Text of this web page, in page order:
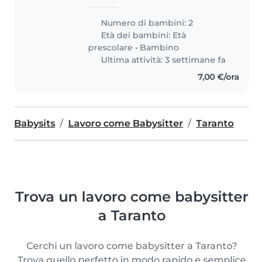
Numero di bambini: 2
Età dei bambini: Età
prescolare • Bambino
Ultima attività: 3 settimane fa
7,00 €/ora
Babysits Lavoro come Babysitter Taranto
Trova un lavoro come babysitter
a Taranto
Cerchi un lavoro come babysitter a Taranto?
Trova quello perfetto in modo rapido e semplice